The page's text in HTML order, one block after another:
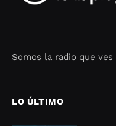
Somos la radio que ves
LO ÚLTIMO